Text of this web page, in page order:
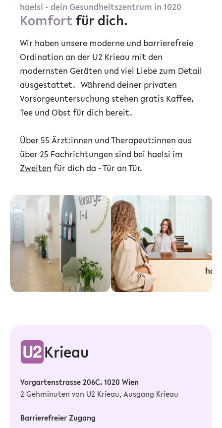
haelsi - dein Gesundheitszentrum in 1020
Komfortfür dich.
Wir haben unsere moderne und barrierefreie
Ordination an der U2 Krieau mit den
modernsten Geräten und viel Liebe zum Detail
ausgestattet. Während deiner privaten
Vorsorgeuntersuchung stehen gratis Kaffee,
Tee und Obst für dich bereit.
Über 55 Ärzt:innen und Therapeut:innen aus
über 25 Fachrichtungen sind bei haelsi im
Zweiten für dich da - Tür an Tür.
Krieau
Vorgartenstrasse 206C, 1020 Wien
2 Gehminuten von U2 Krieau, Ausgang Krieau
Barrierefreier Zugang